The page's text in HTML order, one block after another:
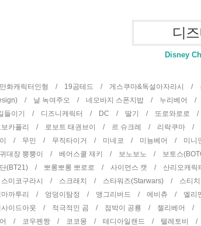
디
Disney
만화캐릭터인형 / 19곰테드 / 게스쿠마&독설아자라시 /
/ 날 녹여주오 / 네모바지 스폰지밥 / 누리베어 /
들이기 / 디즈니캐릭터 / DC / 딸기 / 또로와로로 /
보카폴리 / 로보트 태권브이 / 르 슈크레 / 리락쿠마 /
이 / 무민 / 무직타이거 / 미네코 / 미뇽베어 / 미
대장 뿡뿡이 / 베어스쿨 재키 / 보노보노 / 보토스
단(BT21) / 뽀롱뽀롱 뽀로로 / 사이먼스 캣 / 산리오캐
스미코구라시 / 스크래치 / 스타워즈(Starwars) / 스티
마까투리 / 엉덩이탐정 / 앵그리버드 / 에비츄 / 엘
사이드아웃 / 적극적인 곰 / 점박이 공룡 / 젤리베어 /
어 / 코우펜짱 / 코코몽 / 테디아일랜드 / 텔레토비 /